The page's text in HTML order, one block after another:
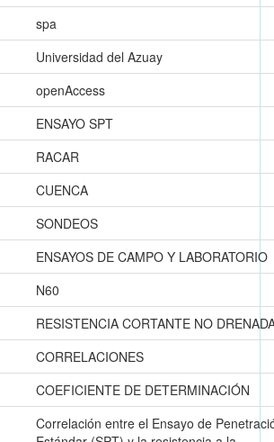
spa
Universidad del Azuay
openAccess
ENSAYO SPT
RACAR
CUENCA
SONDEOS
ENSAYOS DE CAMPO Y LABORATORIO
N60
RESISTENCIA CORTANTE NO
CORRELACIONES
COEFICIENTE DE DETERMINACIÓN
Correlación entre el Ensayo de